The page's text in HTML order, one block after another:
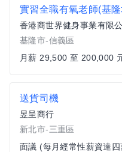
實習全職有氧老師(基
香港商世界健身事業有限
基隆市-信義區
月薪 29,500 至 200,000
送貨司機
昱呈商行
新北市-三重區
面議 (每月經常性薪資達四